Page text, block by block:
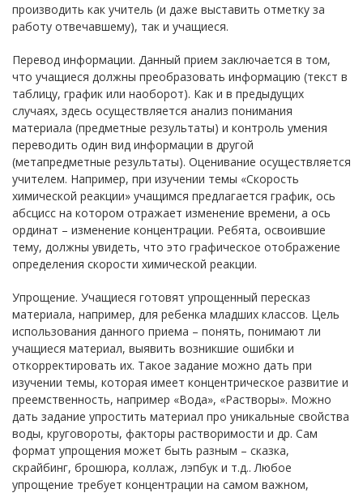
производить как учитель (и даже выставить отметку за
работу отвечавшему), так и учащиеся.
Перевод информации. Данный прием заключается в том,
что учащиеся должны преобразовать информацию (текст в
таблицу, график или наоборот). Как и в предыдущих
случаях, здесь осуществляется анализ понимания
материала (предметные результаты) и контроль умения
переводить один вид информации в другой
(метапредметные результаты). Оценивание осуществляется
учителем. Например, при изучении темы «Скорость
химической реакции» учащимся предлагается график, ось
абсцисс на котором отражает изменение времени, а ось
ординат – изменение концентрации. Ребята, освоившие
тему, должны увидеть, что это графическое отображение
определения скорости химической реакции.
Упрощение. Учащиеся готовят упрощенный пересказ
материала, например, для ребенка младших классов. Цель
использования данного приема – понять, понимают ли
учащиеся материал, выявить возникшие ошибки и
откорректировать их. Такое задание можно дать при
изучении темы, которая имеет концентрическое развитие и
преемственность, например «Вода», «Растворы». Можно
дать задание упростить материал про уникальные свойства
воды, круговороты, факторы растворимости и др. Сам
формат упрощения может быть разным – сказка,
скрайбинг, брошюра, коллаж, лэпбук и т.д.. Любое
упрощение требует концентрации на самом важном,